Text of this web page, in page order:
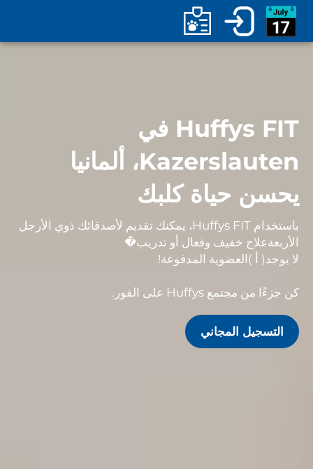
Huffys FIT في
Kazerslauten، ألمانيا
يحسن حياة كلبك
باستخدام Huffys FIT، يمكنك تقديم لأصدقائك ذوي الأرجل
الأربعةعلاج خفيف وفعال أو تدريب�
لا يوجد( أ ) العضوية المدفوعة!
كن جزءًا من مجتمع Huffys على الفور.
التسجيل المجاني